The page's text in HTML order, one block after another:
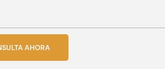
AHORA